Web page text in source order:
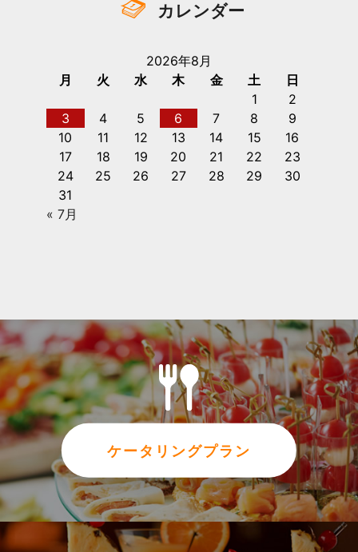
カレンダー
2026年8月
月
火 水 木 金 土
日
1
2
3
4 5 6 7 8
9
10
11 12 13 14 15
16
17
18 19 20 21 22
23
24
25 26 27 28 29
30
31
« 7月
ケータリングプラン